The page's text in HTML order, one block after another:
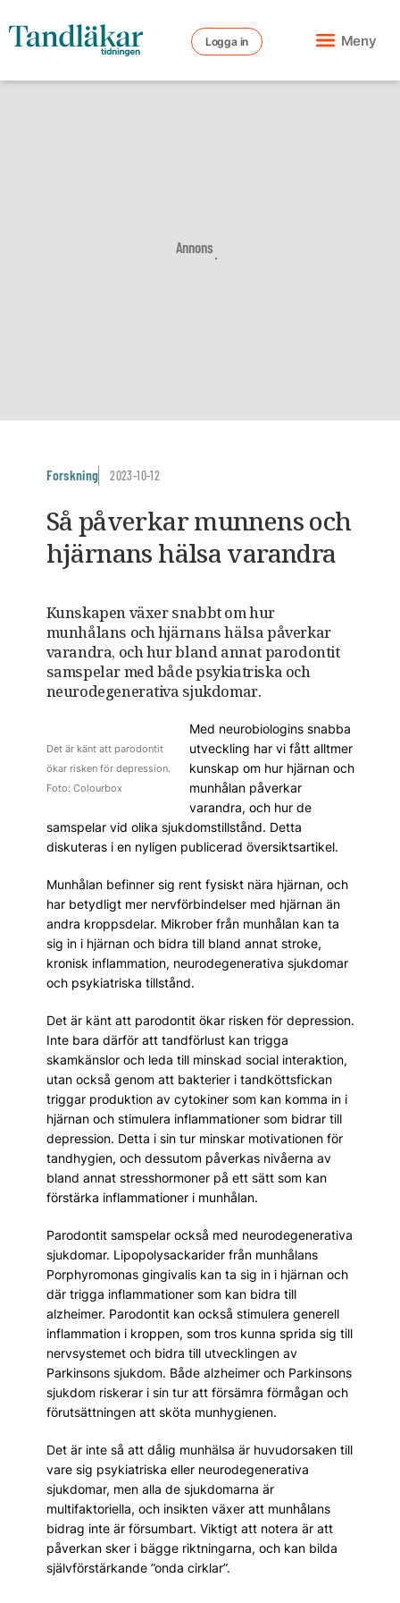
Logga in Meny
Annons
Forskning 2023-10-12
Så påverkar munnens och
hjärnans hälsa varandra
Kunskapen växer snabbt om hur
munhålans och hjärnans hälsa påverkar
varandra, och hur bland annat parodontit
samspelar med både psykiatriska och
neurodegenerativa sjukdomar.
Det är känt att parodontit
ökar risken för depression.
Foto: Colourbox
Med neurobiologins snabba
utveckling har vi fått alltmer
kunskap om hur hjärnan och
munhålan påverkar
varandra, och hur de
samspelar vid olika sjukdomstillstånd. Detta
diskuteras i en nyligen publicerad översiktsartikel.
Munhålan befinner sig rent fysiskt nära hjärnan, och
har betydligt mer nervförbindelser med hjärnan än
andra kroppsdelar. Mikrober från munhålan kan ta
sig in i hjärnan och bidra till bland annat stroke,
kronisk inflammation, neurodegenerativa sjukdomar
och psykiatriska tillstånd.
Det är känt att parodontit ökar risken för depression.
Inte bara därför att tandförlust kan trigga
skamkänslor och leda till minskad social interaktion,
utan också genom att bakterier i tandköttsfickan
triggar produktion av cytokiner som kan komma in i
hjärnan och stimulera inflammationer som bidrar till
depression. Detta i sin tur minskar motivationen för
tandhygien, och dessutom påverkas nivåerna av
bland annat stresshormoner på ett sätt som kan
förstärka inflammationer i munhålan.
Parodontit samspelar också med neurodegenerativa
sjukdomar. Lipopolysackarider från munhålans
Porphyromonas gingivalis kan ta sig in i hjärnan och
där trigga inflammationer som kan bidra till
alzheimer. Parodontit kan också stimulera generell
inflammation i kroppen, som tros kunna sprida sig till
nervsystemet och bidra till utvecklingen av
Parkinsons sjukdom. Både alzheimer och Parkinsons
sjukdom riskerar i sin tur att försämra förmågan och
förutsättningen att sköta munhygienen.
Det är inte så att dålig munhälsa är huvudorsaken till
vare sig psykiatriska eller neurodegenerativa
sjukdomar, men alla de sjukdomarna är
multifaktoriella, och insikten växer att munhålans
bidrag inte är försumbart. Viktigt att notera är att
påverkan sker i bägge riktningarna, och kan bilda
självförstärkande ”onda cirklar”.